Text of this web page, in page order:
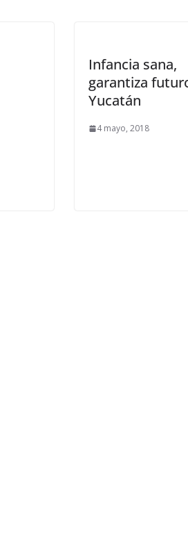
Infancia sana,
garantiza
Yucatán
4 mayo, 2018